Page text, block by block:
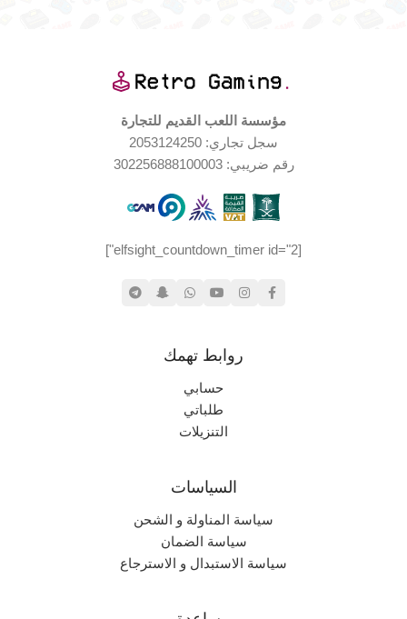
مستخدم بحالة جيدة جدا
اليابان
مؤسسة اللعب القديم للتجارة
سجل تجاري: 2053124250
رقم ضريبي: 302256888100003
[elfsight_countdown_timer id="2"]
روابط تهمك
حسابي
طلباتي
التنزيلات
السياسات
سياسة المناولة و الشحن
سياسة الضمان
سياسة الاستبدال و الاسترجاع